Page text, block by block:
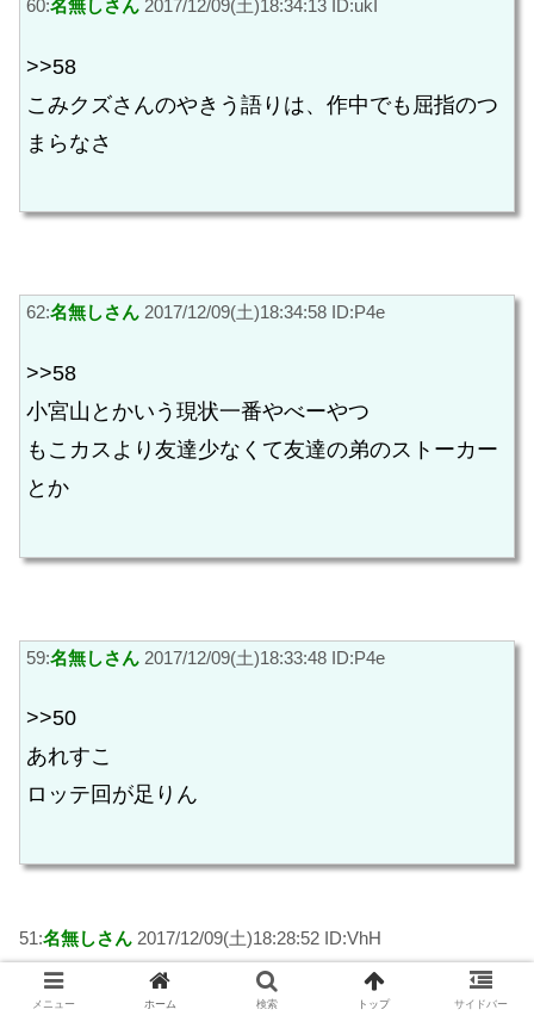
60:名無しさん 2017/12/09(土)18:34:13 ID:ukI
>>58
こみクズさんのやきう語りは、作中でも屈指のつ
まらなさ
62:名無しさん 2017/12/09(土)18:34:58 ID:P4e
>>58
小宮山とかいう現状一番やべーやつ
もこカスより友達少なくて友達の弟のストーカー
とか
59:名無しさん 2017/12/09(土)18:33:48 ID:P4e
>>50
あれすこ
ロッテ回が足りん
51:名無しさん 2017/12/09(土)18:28:52 ID:VhH
なんで漫画の中のキャラクターが努力してるしてな
メニュー ホーム 検索 トップ サイドバー